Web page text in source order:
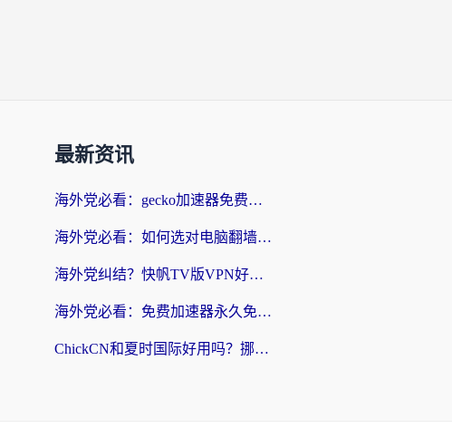
最新资讯
海外党必看：gecko加速器免费试用？教你选对回国加速器，无缝刷国内剧玩游戏
海外党必看：如何选对电脑翻墙回国软件，轻松解锁国内资源？
海外党纠结？快帆TV版VPN好用吗？和扇贝手游VPN对比哪个回国效果更好？
海外党必看：免费加速器永久免费真的存在吗？教你选对回国加速器无缝刷国内资源
ChickCN和夏时国际好用吗？挪威留学生亲测3款回国加速器，附穿梭和加速喵对比指南